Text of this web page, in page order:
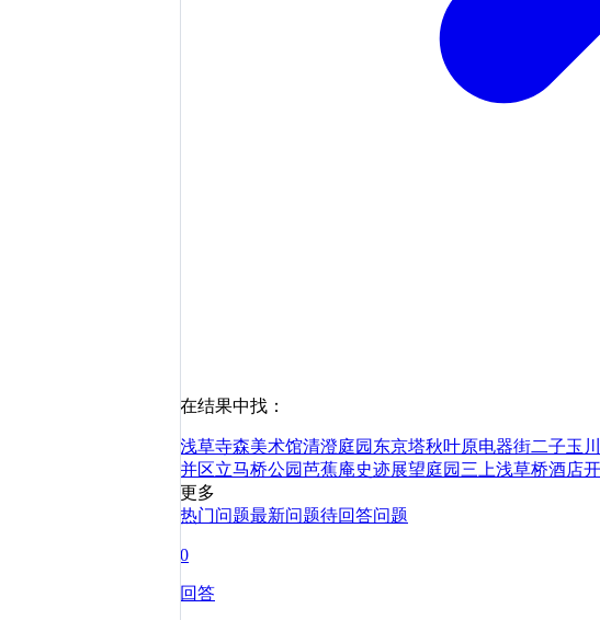
在结果中找：
浅草寺森美术馆清澄庭园 东京塔秋叶原电器街二子玉
并区立马桥公园芭蕉庵史迹展望庭园 三上浅草桥酒店
更多
热门问题最新问题待回答问题
0
回答